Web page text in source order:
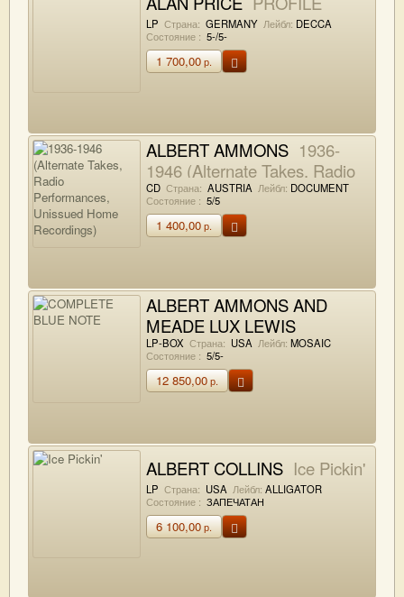
LP Страна: GERMANY Лейбл: DECCA
Состояние : 5-/5-
1 700,00р.
ALBERT AMMONS 1936-
1946 (Alternate Takes, Radio
Performances, Unissued
Home Recordings)
CD Страна: AUSTRIA Лейбл: DOCUMENT
Состояние : 5/5
1 400,00р.
ALBERT AMMONS AND
MEADE LUX LEWIS
COMPLETE BLUE NOTE
LP-BOX Страна: USA Лейбл: MOSAIC
Состояние : 5/5-
12 850,00р.
ALBERT COLLINS Ice Pickin'
LP Страна: USA Лейбл: ALLIGATOR
Состояние : ЗАПЕЧАТАН
6 100,00р.